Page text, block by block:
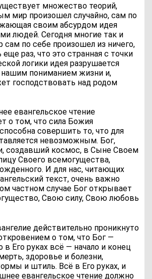
множество теорий,
мир произошел случайно, сам по
своим абсурдом идея
людей. Сегодня многие так и
по себе произошел из ничего,
раз, что это странная с точки
логики идея разрушается
пониманием жизни и,
господствовать над родом
евангельское чтение
о том, что сила Божия
совершить то, что для
невозможным. Бог,
создавший космос, в Сыне Своем
Своего всемогущества,
И для нас, читающих
текст, очень важно
частном случае Бог открывает
Свою силу, Свою любовь
действительно проникнуто
о том, что Бог —
в Его руках всё — начало и конец
здоровье и болезни,
и штиль. Всё в Его руках, и
евангельское чтение должно